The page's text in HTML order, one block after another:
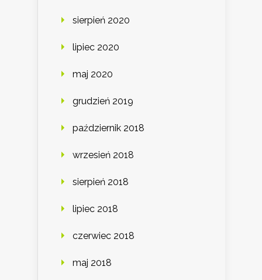
sierpień 2020
lipiec 2020
maj 2020
grudzień 2019
październik 2018
wrzesień 2018
sierpień 2018
lipiec 2018
czerwiec 2018
maj 2018